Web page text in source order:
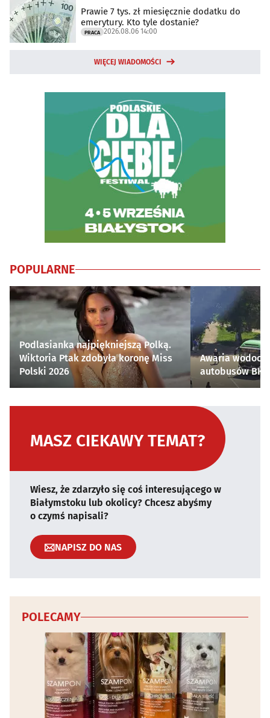
Prawie 7 tys. zł miesięcznie dodatku do
emerytury. Kto tyle dostanie?
PRACA 2026.08.06 14:00
WIĘCEJ WIADOMOŚCI
POPULARNE
Podlasianka najpiękniejszą Polką.
Wiktoria Ptak zdobyła koronę Miss
Polski 2026
Awaria
autobusów
MASZ CIEKAWY TEMAT?
Wiesz, że zdarzyło się coś interesującego w
Białymstoku lub okolicy? Chcesz abyśmy
o czymś napisali?
NAPISZ DO NAS
POLECAMY